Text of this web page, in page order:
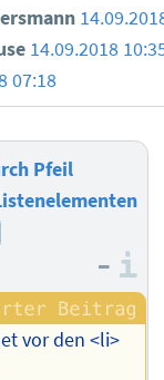
14.09.2018
07:18
Pfeil
–
vor den <li>